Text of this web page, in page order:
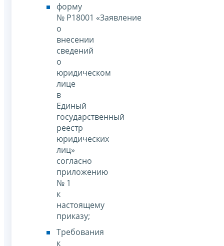
форму
№ Р18001 «Заявление
о
внесении
сведений
о
юридическом
лице
в
Единый
государственный
реестр
юридических
лиц»
согласно
приложению
№ 1
к
настоящему
приказу;
Требования
к